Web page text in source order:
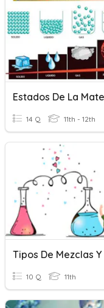
14 Q 11th - 12th
10 Q 11th